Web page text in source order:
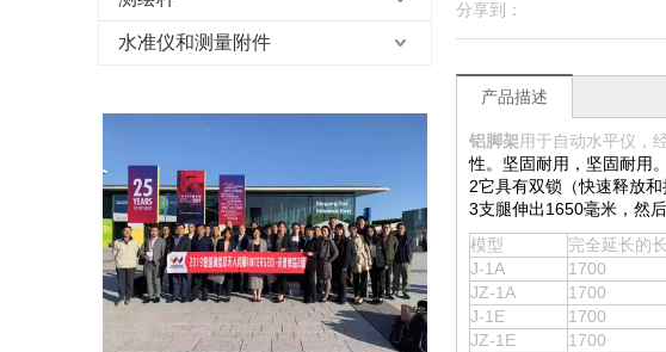
水准仪和测量附件
分享到：
产品描述
铝脚架用于自动水平仪，
性。坚固耐用，坚固耐用
2它具有双锁（快速释放
3支腿伸出1650毫米，然
模型
完全延长的
J-1A
1700
JZ-1A
1700
J-1E
1700
JZ-1E
1700